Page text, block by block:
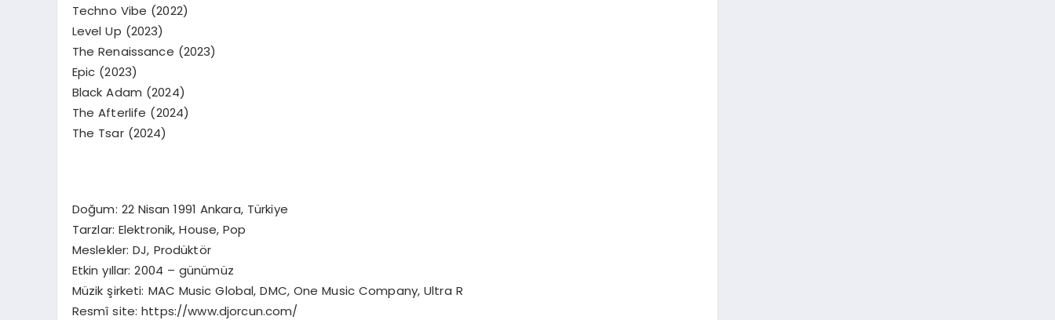
Techno Vibe (2022)
Level Up (2023)
The Renaissance (2023)
Epic (2023)
Black Adam (2024)
The Afterlife (2024)
The Tsar (2024)
Doğum: 22 Nisan 1991 Ankara, Türkiye
Tarzlar: Elektronik, House, Pop
Meslekler: DJ, Prodüktör
Etkin yıllar: 2004 – günümüz
Müzik şirketi: MAC Music Global, DMC, One Music Company, Ultra R
Resmî site: https://www.djorcun.com/